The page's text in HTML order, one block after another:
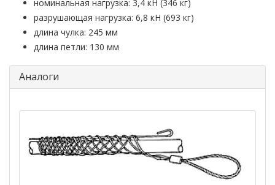
номинальная нагрузка: 3,4 кН (346 кг)
разрушающая нагрузка: 6,8 кН (693 кг)
длина чулка: 245 мм
длина петли: 130 мм
Аналоги